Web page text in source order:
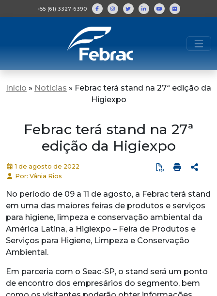
+55 (61) 3327-6390
Início » Notícias » Febrac terá stand na 27ª edição da
Higiexpo
Febrac terá stand na 27ª
edição da Higiexpo
1 de agosto de 2022
Por: Vânia Rios
No período de 09 a 11 de agosto, a Febrac terá stand
em uma das maiores feiras de produtos e serviços
para higiene, limpeza e conservação ambiental da
América Latina, a Higiexpo – Feira de Produtos e
Serviços para Higiene, Limpeza e Conservação
Ambiental.
Em parceria com o Seac-SP, o stand será um ponto
de encontro dos empresários do segmento, bem